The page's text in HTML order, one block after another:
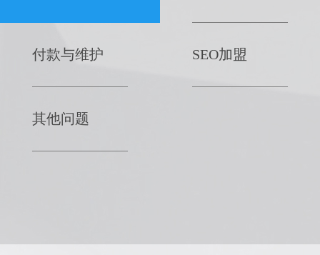
付款与维护 SEO加盟
其他问题